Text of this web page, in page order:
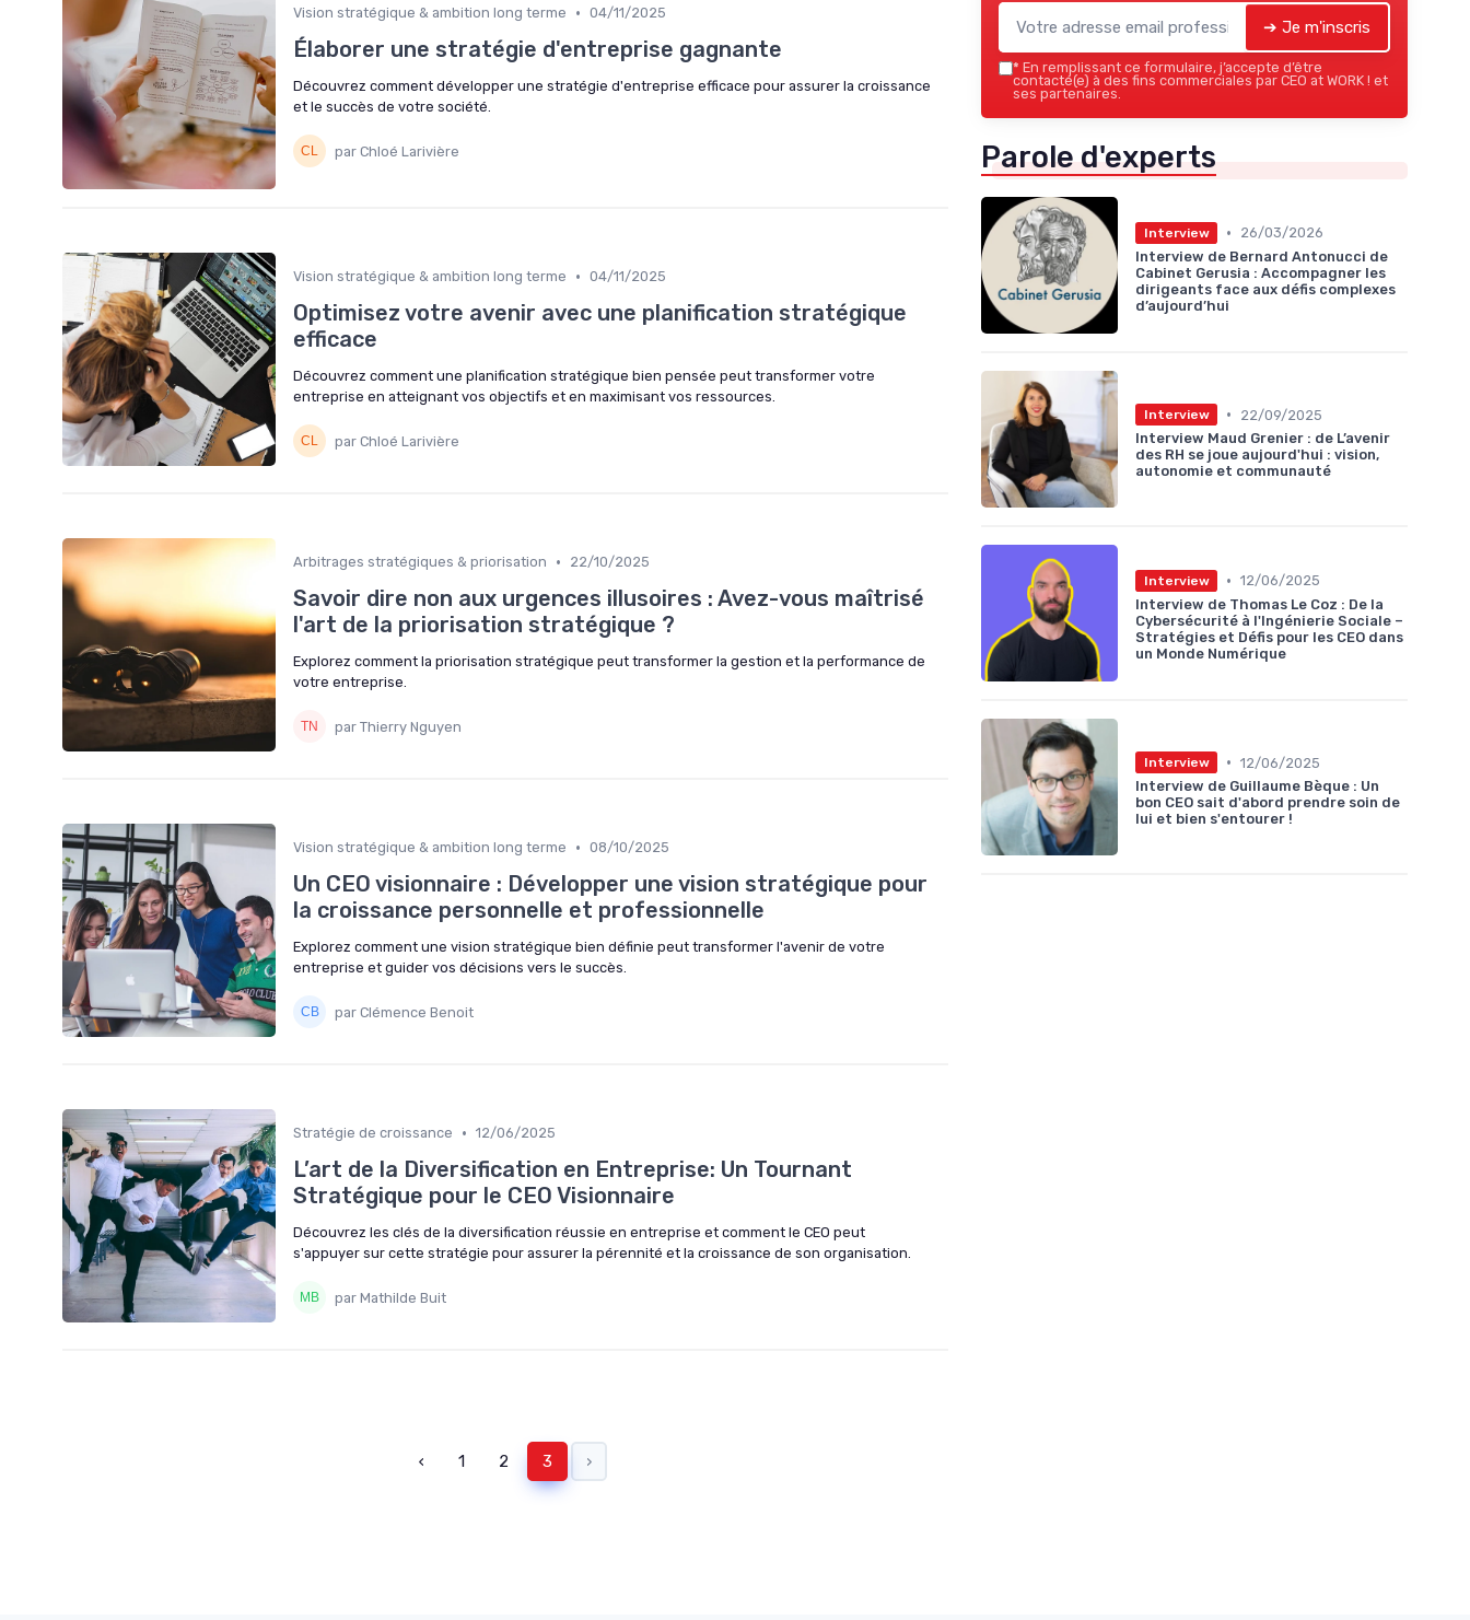
Vision stratégique & ambition long terme • 04/11/2025
Élaborer une stratégie d'entreprise gagnante
Découvrez comment développer une stratégie d'entreprise efficace pour assurer la croissance
et le succès de votre société.
par Chloé Larivière
Vision stratégique & ambition long terme • 04/11/2025
Optimisez votre avenir avec une planification stratégique
efficace
Découvrez comment une planification stratégique bien pensée peut transformer votre
entreprise en atteignant vos objectifs et en maximisant vos ressources.
par Chloé Larivière
Arbitrages stratégiques & priorisation • 22/10/2025
Savoir dire non aux urgences illusoires : Avez-vous maîtrisé
l'art de la priorisation stratégique ?
Explorez comment la priorisation stratégique peut transformer la gestion et la performance de
votre entreprise.
par Thierry Nguyen
Vision stratégique & ambition long terme • 08/10/2025
Un CEO visionnaire : Développer une vision stratégique pour
la croissance personnelle et professionnelle
Explorez comment une vision stratégique bien définie peut transformer l'avenir de votre
entreprise et guider vos décisions vers le succès.
par Clémence Benoit
Stratégie de croissance • 12/06/2025
L’art de la Diversification en Entreprise: Un Tournant
Stratégique pour le CEO Visionnaire
Découvrez les clés de la diversification réussie en entreprise et comment le CEO peut
s'appuyer sur cette stratégie pour assurer la pérennité et la croissance de son organisation.
par Mathilde Buit
‹ 1 2 3 ›
➔ Je m'inscris
* En remplissant ce formulaire, j’accepte d’être
contacté(e) à des fins commerciales par CEO at WORK ! et
ses partenaires.
Parole d'experts
Interview •
26/03/2026
Interview de Bernard Antonucci de
Cabinet Gerusia : Accompagner les
dirigeants face aux défis complexes
d’aujourd’hui
Interview •
22/09/2025
Interview Maud Grenier : de L’avenir
des RH se joue aujourd'hui : vision,
autonomie et communauté
Interview • 12/06/2025
Interview de Thomas Le Coz : De la
Cybersécurité à l'Ingénierie Sociale –
Stratégies et Défis pour les CEO dans
un Monde Numérique
Interview • 12/06/2025
Interview de Guillaume Bèque : Un
bon CEO sait d'abord prendre soin de
lui et bien s'entourer !